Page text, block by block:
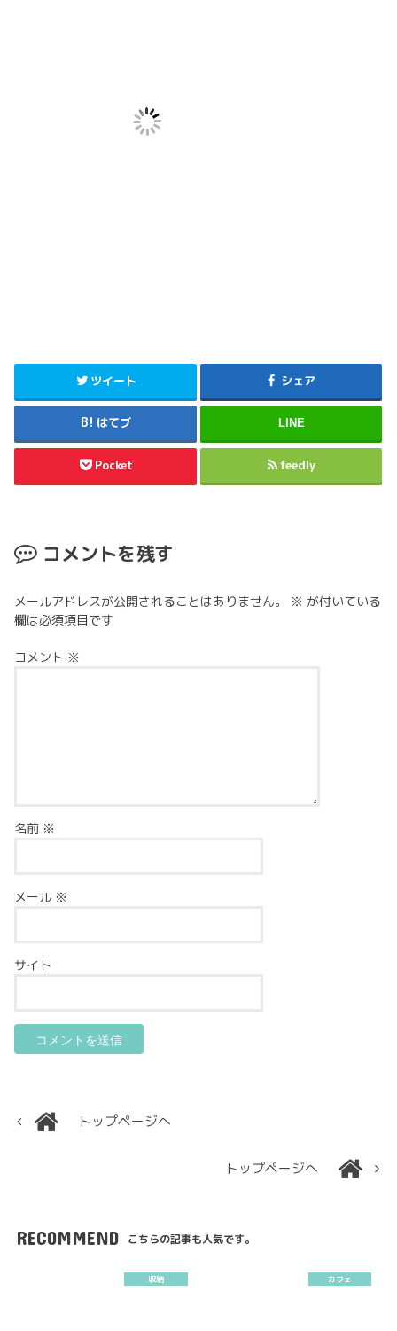
ツイート シェア
はてブ LINE
Pocket feedly
コメントを残す
メールアドレスが公開されることはありません。 ※ が付いている
欄は必須項目です
コメント ※
名前 ※
メール ※
サイト
トップページへ
トップページへ
RECOMMEND こちらの記事も人気です。
収納 カフェ